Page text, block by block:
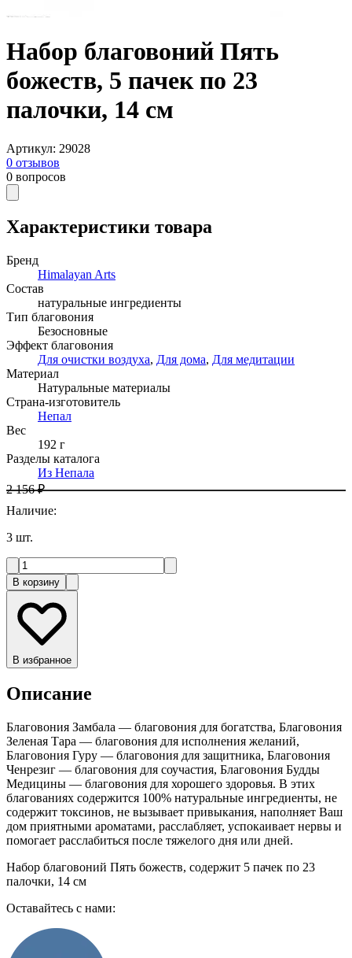
Набор благовоний Пять
божеств, 5 пачек по 23
палочки, 14 см
Артикул: 29028
0 отзывов
0 вопросов
Характеристики товара
Бренд
Himalayan Arts
Состав
натуральные ингредиенты
Тип благовония
Безосновные
Эффект благовония
Для очистки воздуха, Для дома, Для медитации
Материал
Натуральные материалы
Страна-изготовитель
Непал
Вес
192 г
Разделы каталога
Из Непала
2 156 ₽
Наличие:
3 шт.
В корзину
В избранное
Описание
Благовония Замбала — благовония для богатства, Благовония
Зеленая Тара — благовония для исполнения желаний,
Благовония Гуру — благовония для защитника, Благовония
Ченрезиг — благовония для соучастия, Благовония Будды
Медицины — благовония для хорошего здоровья. В этих
благованиях содержится 100% натуральные ингредиенты, не
содержит токсинов, не вызывает привыкания, наполняет Ваш
дом приятными ароматами, расслабляет, успокаивает нервы и
помогает расслабиться после тяжелого дня или дней.
Набор благовоний Пять божеств, содержит 5 пачек по 23
палочки, 14 см
Оставайтесь с нами: